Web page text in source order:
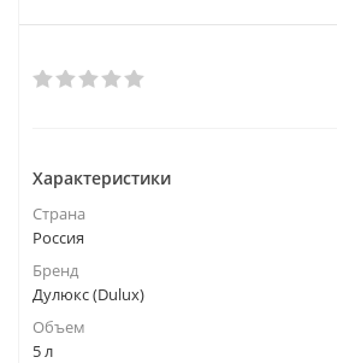
Характеристики
Страна
Россия
Бренд
Дулюкс (Dulux)
Объем
5 л